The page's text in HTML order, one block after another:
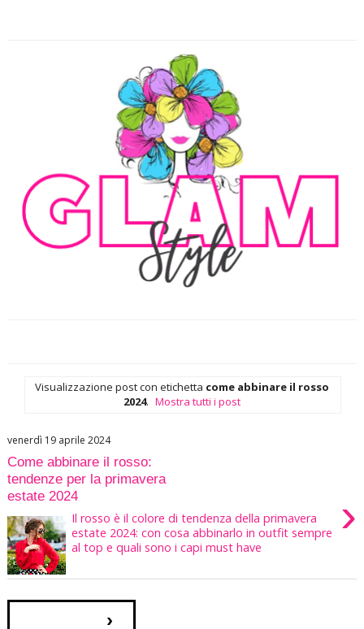
Visualizzazione post con etichetta come abbinare il rosso
2024. Mostra tutti i post
venerdì 19 aprile 2024
Come abbinare il rosso:
tendenze per la primavera
estate 2024
›
Il rosso è il colore di tendenza della primavera
estate 2024: con cosa abbinarlo in outfit sempre
al top e quali sono i capi must have
›